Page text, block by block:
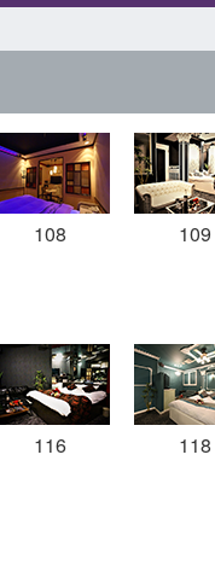
108 109
116 118